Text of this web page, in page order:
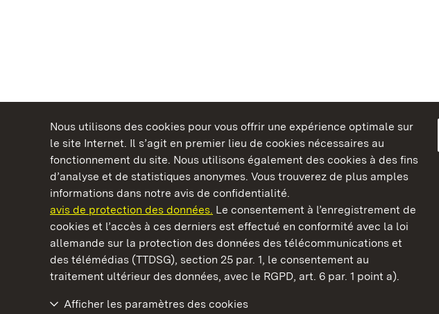
Nous utilisons des cookies pour vous offrir une expérience optimale sur
le site Internet. Il s’agit en premier lieu de cookies nécessaires au
fonctionnement du site. Nous utilisons également des cookies à des fins
d’analyse et de statistiques anonymes. Vous trouverez de plus amples
informations dans notre avis de confidentialité.
avis de protection des données. Le consentement à l’enregistrement de
cookies et l’accès à ces derniers est effectué en conformité avec la loi
allemande sur la protection des données des télécommunications et
des télémédias (TTDSG), section 25 par. 1, le consentement au
traitement ultérieur des données, avec le RGPD, art. 6 par. 1 point a).
Afficher les paramètres des cookies
Châteaux et jardins publics du Bade-Wurtemberg
Château-fort Hochburg d' Emmendingen